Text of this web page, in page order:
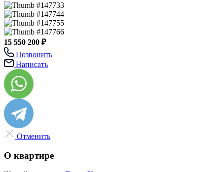
15 550 200 ₽
Позвонить
Написать
Отменить
О квартире